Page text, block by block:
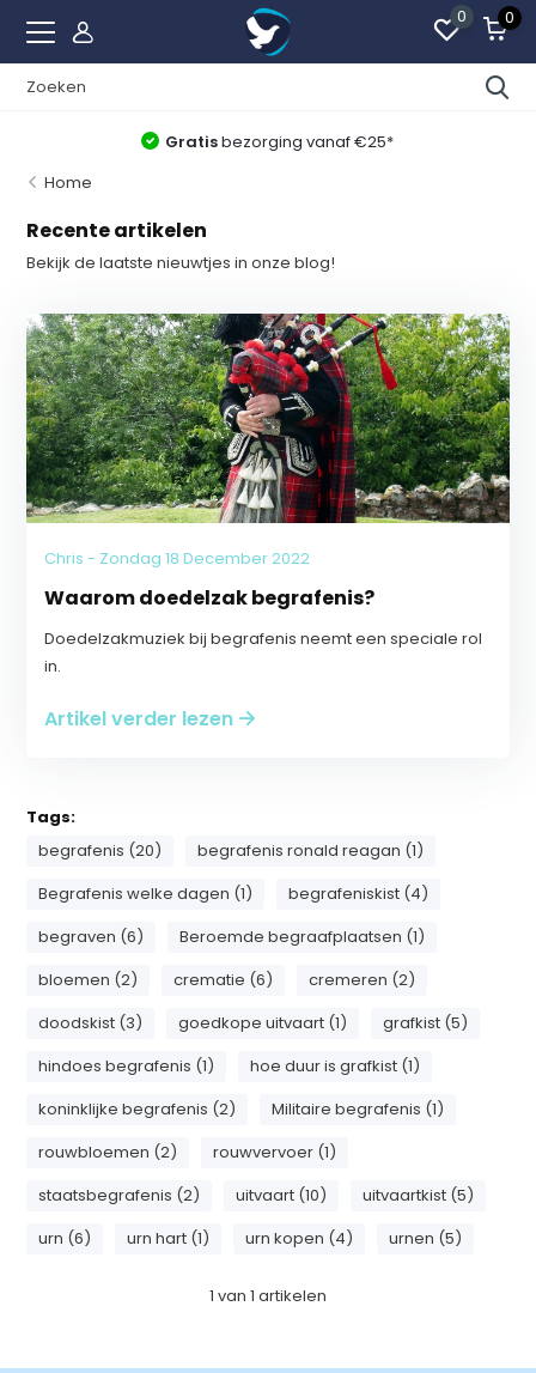
0 0
Gratisbezorging vanaf €25*
Home
Recente artikelen
Bekijk de laatste nieuwtjes in onze blog!
Chris - Zondag 18 December 2022
Waarom doedelzak begrafenis?
Doedelzakmuziek bij begrafenis neemt een speciale rol
in.
Artikel verder lezen
Tags:
begrafenis (20)
begrafenis ronald reagan (1)
Begrafenis welke dagen (1)
begrafeniskist (4)
begraven (6)
Beroemde begraafplaatsen (1)
bloemen (2)
crematie (6)
cremeren (2)
doodskist (3)
goedkope uitvaart (1)
grafkist (5)
hindoes begrafenis (1)
hoe duur is grafkist (1)
koninklijke begrafenis (2)
Militaire begrafenis (1)
rouwbloemen (2)
rouwvervoer (1)
staatsbegrafenis (2)
uitvaart (10)
uitvaartkist (5)
urn (6)
urn hart (1) urn kopen (4) urnen (5)
1 van 1 artikelen